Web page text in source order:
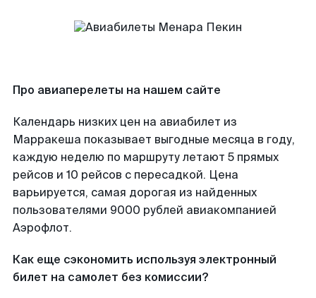
Про авиаперелеты на нашем сайте
Календарь низких цен на авиабилет из
Марракеша показывает выгодные месяца в году,
каждую неделю по маршруту летают 5 прямых
рейсов и 10 рейсов с пересадкой. Цена
варьируется, самая дорогая из найденных
пользователями 9000 рублей авиакомпанией
Аэрофлот.
Как еще сэкономить используя электронный
билет на самолет без комиссии?